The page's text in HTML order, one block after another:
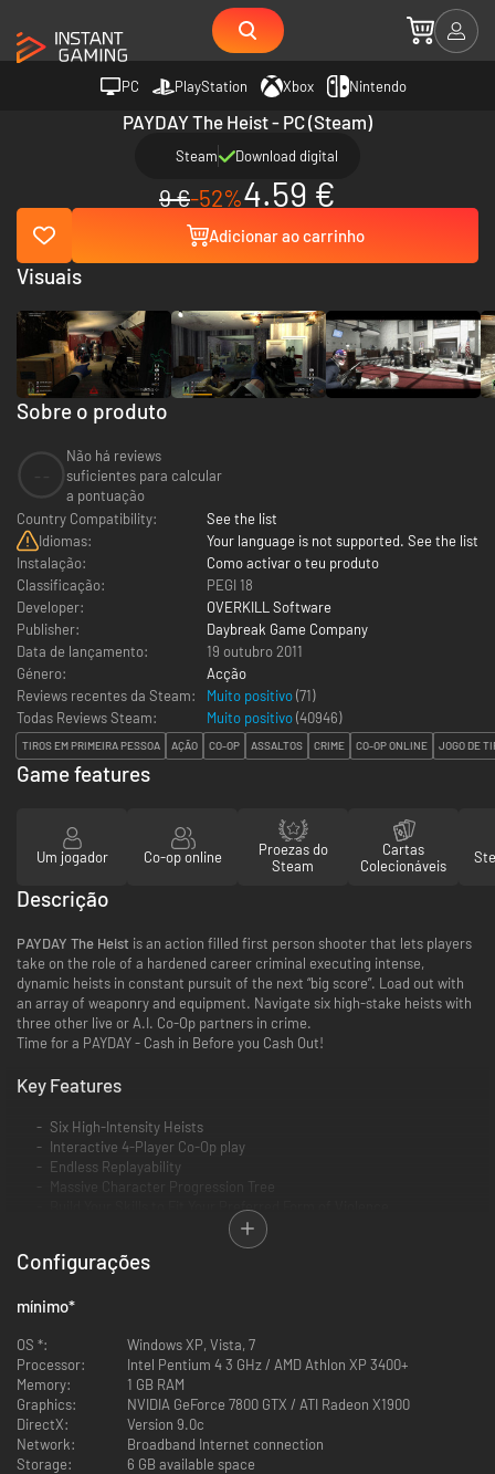
PC PlayStation Xbox Nintendo
PAYDAY The Heist - PC (Steam)
Steam Download digital
9 €-52%4.59 €
Adicionar ao carrinho
Sobre o produto
Não há reviews
suficientes para calcular
a pontuação
Country Compatibility:
See the list
Idiomas:
Your language is not supported. See the list
Instalação:
Como activar o teu produto
Classificação:
PEGI 18
Developer:
OVERKILL Software
Publisher:
Daybreak Game Company
Data de lançamento:
19 outubro 2011
Género:
Acção
Reviews recentes da Steam:
Muito positivo(71)
Todas Reviews Steam:
Muito positivo(40946)
TIROS EM PRIMEIRA PESSOA AÇÃO CO-OP ASSALTOS CRIME CO-OP ONLINE JOGO DE
Visuais
Game features
Um jogador Co-op online
Proezas do
Steam
Cartas
Colecionáveis
Descrição
PAYDAY The Heist is an action filled first person shooter that lets players
take on the role of a hardened career criminal executing intense,
dynamic heists in constant pursuit of the next “big score”. Load out with
an array of weaponry and equipment. Navigate six high-stake heists with
three other live or A.I. Co-Op partners in crime.
Time for a PAYDAY - Cash in Before you Cash Out!
Key Features
Six High-Intensity Heists
Interactive 4-Player Co-Op play
Endless Replayability
Massive Character Progression Tree
Build Your Skills to Fit Your Preferred Form of Violence
More DLC: Additional heists, weapons and equipment means PAYDAY
—a digitally distributed AAA quality title for less than half the price
Configurações
mínimo*
OS *:
Windows XP, Vista, 7
Processor:
Intel Pentium 4 3 GHz / AMD Athlon XP 3400+
Memory:
1 GB RAM
Graphics:
NVIDIA GeForce 7800 GTX / ATI Radeon X1900
DirectX:
Version 9.0c
Network:
Broadband Internet connection
Storage:
6 GB available space